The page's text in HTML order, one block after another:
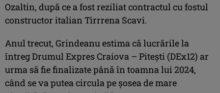
Ozaltin, după ce a fost reziliat contractul cu fostul
constructor italian Tirrrena Scavi.
Anul trecut, Grindeanu estima că lucrările la
întreg Drumul Expres Craiova – Pitești (DEx12) ar
urma să fie finalizate până în toamna lui 2024,
când se va putea circula pe șosea de mare